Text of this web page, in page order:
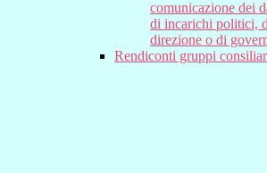
comunicazione dei
di incarichi politici,
direzione o di
Rendiconti gruppi